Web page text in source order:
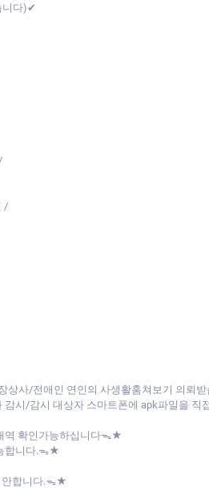
니다)✔
/
사/전애인 연인의 사생활훔쳐보기 의뢰
감시/감시 대상자 스마트폰에 apk파일을
역 확인가능하십니다ᯓ★
합니다.ᯓ★
안합니다.ᯓ★